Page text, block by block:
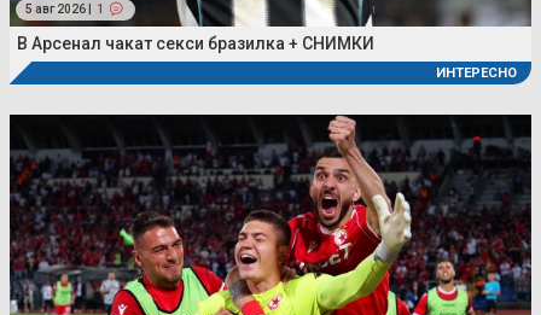
5 авг 2026 | 1
В Арсенал чакат секси бразилка + СНИМКИ
ИНТЕРЕСНО